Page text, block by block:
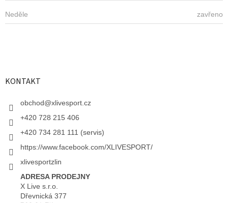
Neděle zavřeno
KONTAKT
obchod@xlivesport.cz
+420 728 215 406
+420 734 281 111 (servis)
https://www.facebook.com/XLIVESPORT/
xlivesportzlin
ADRESA PRODEJNY
X Live s.r.o.
Dřevnická 377